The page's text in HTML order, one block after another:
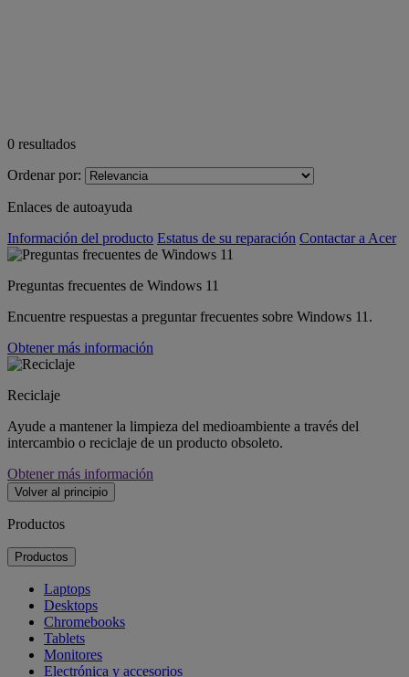
0 resultados
Ordenar por:
Enlaces de autoayuda
Información del producto Estatus de su reparación Contactar a Acer
Preguntas frecuentes de Windows 11
Encuentre respuestas a preguntar frecuentes sobre Windows 11.
Obtener más información
Reciclaje
Ayude a mantener la limpieza del medioambiente a través del
intercambio o reciclaje de un producto obsoleto.
Obtener más información
Volver al principio
Productos
Productos
Laptops
Desktops
Chromebooks
Tablets
Monitores
Electrónica y accesorios